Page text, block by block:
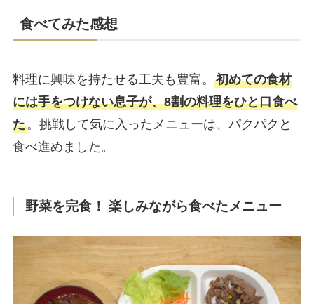
食べてみた感想
料理に興味を持たせる工夫も豊富。 初めての食材
には手をつけない息子が、8割の料理をひと口食べ
た。挑戦して気に入ったメニューは、パクパクと
食べ進めました。
野菜を完食！ 楽しみながら食べたメニュー